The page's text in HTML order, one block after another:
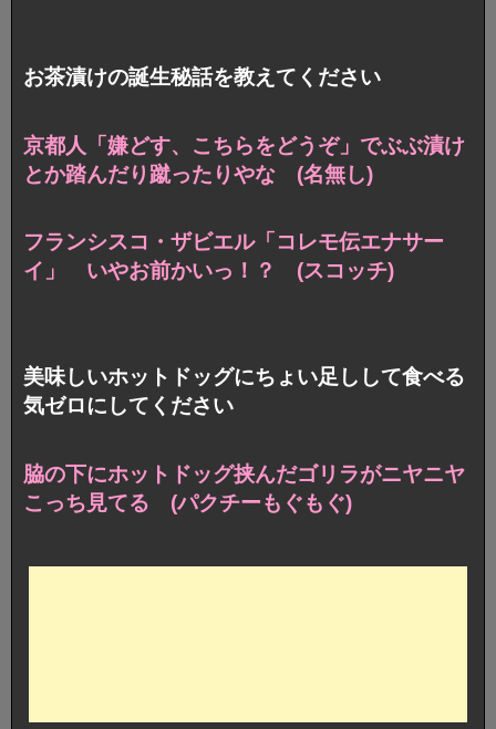
お茶漬けの誕生秘話を教えてください
京都人「嫌どす、こちらをどうぞ」でぶぶ漬け
とか踏んだり蹴ったりやな (名無し)
フランシスコ・ザビエル「コレモ伝エナサー
イ」 いやお前かいっ！？ (スコッチ)
美味しいホットドッグにちょい足しして食べる
気ゼロにしてください
脇の下にホットドッグ挟んだゴリラがニヤニヤ
こっち見てる (パクチーもぐもぐ)